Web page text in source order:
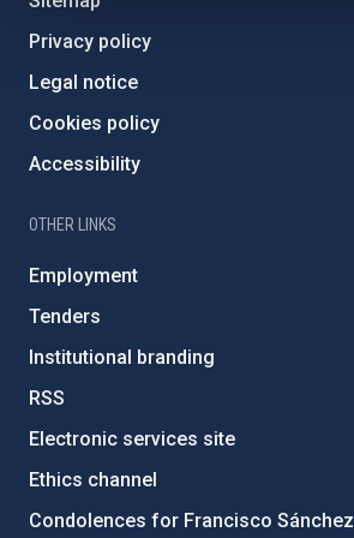
Privacy policy
Legal notice
Cookies policy
Accessibility
OTHER LINKS
Employment
Tenders
Institutional branding
RSS
Electronic services site
Ethics channel
Condolences for Francisco Sánchez